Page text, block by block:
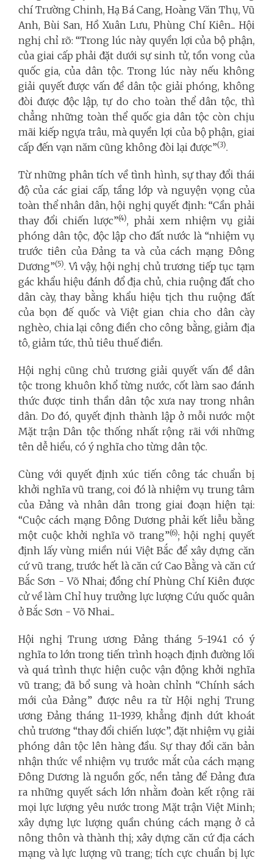
chí Trường Chinh, Hạ Bá Cang, Hoàng Văn Thụ, Vũ
Anh, Bùi San, Hồ Xuân Lưu, Phùng Chí Kiên... Hội
nghị chỉ rõ: “Trong lúc này quyền lợi của bộ phận,
của giai cấp phải đặt dưới sự sinh tử, tồn vong của
quốc gia, của dân tộc. Trong lúc này nếu không
giải quyết được vấn đề dân tộc giải phóng, không
đòi được độc lập, tự do cho toàn thể dân tộc, thì
chẳng những toàn thể quốc gia dân tộc còn chịu
mãi kiếp ngựa trâu, mà quyền lợi của bộ phận, giai
cấp đến vạn năm cũng không đòi lại được”(3).
Từ những phân tích về tình hình, sự thay đổi thái
độ của các giai cấp, tầng lớp và nguyện vọng của
toàn thể nhân dân, hội nghị quyết định: “Cần phải
thay đổi chiến lược”(4), phải xem nhiệm vụ giải
phóng dân tộc, độc lập cho đất nước là “nhiệm vụ
trước tiên của Đảng ta và của cách mạng Đông
Dương”(5). Vì vậy, hội nghị chủ trương tiếp tục tạm
gác khẩu hiệu đánh đổ địa chủ, chia ruộng đất cho
dân cày, thay bằng khẩu hiệu tịch thu ruộng đất
của bọn đế quốc và Việt gian chia cho dân cày
nghèo, chia lại công điền cho công bằng, giảm địa
tô, giảm tức, thủ tiêu thuế điền.
Hội nghị cũng chủ trương giải quyết vấn đề dân
tộc trong khuôn khổ từng nước, cốt làm sao đánh
thức được tinh thần dân tộc xưa nay trong nhân
dân. Do đó, quyết định thành lập ở mỗi nước một
Mặt trận Dân tộc thống nhất rộng rãi với những
tên dễ hiểu, có ý nghĩa cho từng dân tộc.
Cùng với quyết định xúc tiến công tác chuẩn bị
khởi nghĩa vũ trang, coi đó là nhiệm vụ trung tâm
của Đảng và nhân dân trong giai đoạn hiện tại:
“Cuộc cách mạng Đông Dương phải kết liễu bằng
một cuộc khởi nghĩa võ trang”(6); hội nghị quyết
định lấy vùng miền núi Việt Bắc để xây dựng căn
cứ vũ trang, trước hết là căn cứ Cao Bằng và căn cứ
Bắc Sơn - Võ Nhai; đồng chí Phùng Chí Kiên được
cử về làm Chỉ huy trưởng lực lượng Cứu quốc quân
ở Bắc Sơn - Võ Nhai...
Hội nghị Trung ương Đảng tháng 5-1941 có ý
nghĩa to lớn trong tiến trình hoạch định đường lối
và quá trình thực hiện cuộc vận động khởi nghĩa
vũ trang; đã bổ sung và hoàn chỉnh “Chính sách
mới của Đảng” được nêu ra từ Hội nghị Trung
ương Đảng tháng 11-1939, khẳng định dứt khoát
chủ trương “thay đổi chiến lược”, đặt nhiệm vụ giải
phóng dân tộc lên hàng đầu. Sự thay đổi căn bản
nhận thức về nhiệm vụ trước mắt của cách mạng
Đông Dương là nguồn gốc, nền tảng để Đảng đưa
ra những quyết sách lớn nhằm đoàn kết rộng rãi
mọi lực lượng yêu nước trong Mặt trận Việt Minh;
xây dựng lực lượng quần chúng cách mạng ở cả
nông thôn và thành thị; xây dựng căn cứ địa cách
mạng và lực lượng vũ trang; tích cực chuẩn bị lực